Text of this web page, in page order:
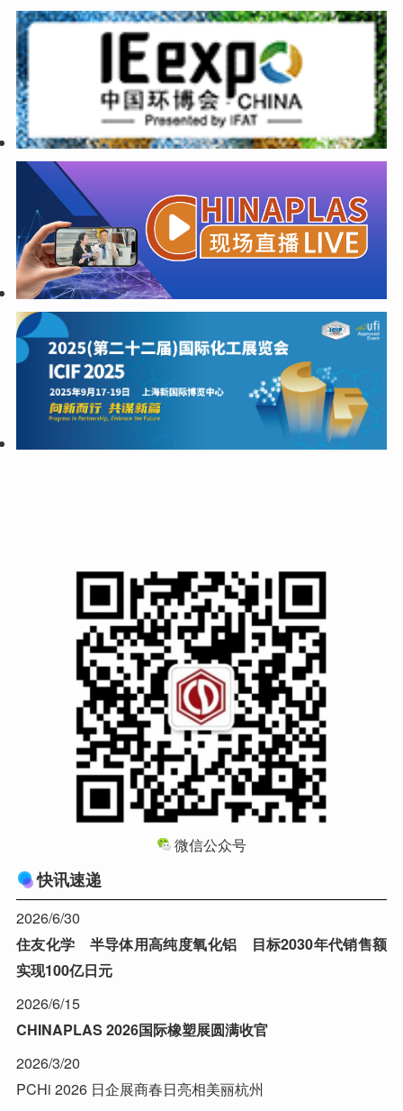
微信公众号
快讯速递
2026/6/30
住友化学 半导体用高纯度氧化铝 目标2030年代销售额
实现100亿日元
2026/6/15
CHINAPLAS 2026国际橡塑展圆满收官
2026/3/20
PCHi 2026 日企展商春日亮相美丽杭州